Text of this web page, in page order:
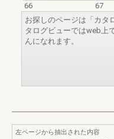
66
67
お探しのページは「カタ
タログビューではweb上
んになれます。
左ページから抽出された内容